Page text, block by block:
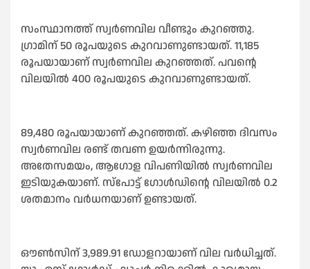
സംസ്ഥാനത്ത് സ്വർണവില വീണ്ടും കുറഞ്ഞു.
ഗ്രാമിന് 50 രൂപയുടെ കുറവാണുണ്ടായത്. 11,185
രൂപയായാണ് സ്വർണവില കുറഞ്ഞത്. പവന്റെ
വിലയില്‍ 400 രൂപയുടെ കുറവാണുണ്ടായത്.
89,480 രൂപയായാണ് കുറഞ്ഞത്. കഴിഞ്ഞ ദിവസം
സ്വർണവില രണ്ട് തവണ ഉയർന്നിരുന്നു.
അതേസമയം, ആഗോള വിപണിയില്‍ സ്വർണവില
ഇടിയുകയാണ്. സ്പോട്ട് ഗോള്‍ഡിന്റെ വിലയില്‍ 0.2
ശതമാനം വർധനയാണ് ഉണ്ടായത്.
ഔണ്‍സിന് 3,989.91 ഡോളറായാണ് വില വർധിച്ചത്.